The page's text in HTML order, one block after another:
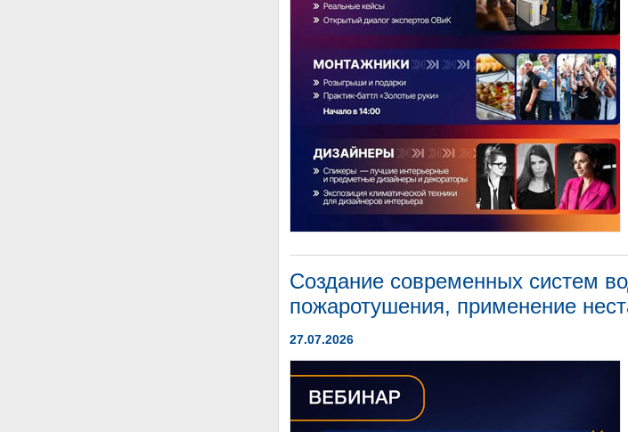
Создание современных систем
пожаротушения, применение
27.07.2026